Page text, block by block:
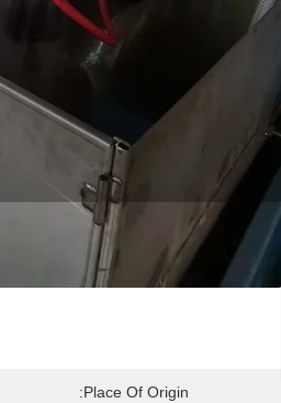
معلومات مفصلة
Place Of Origin: